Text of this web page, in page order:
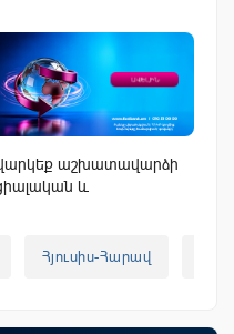
աշխատավարձի
և
Հյուսիս-Հարավ